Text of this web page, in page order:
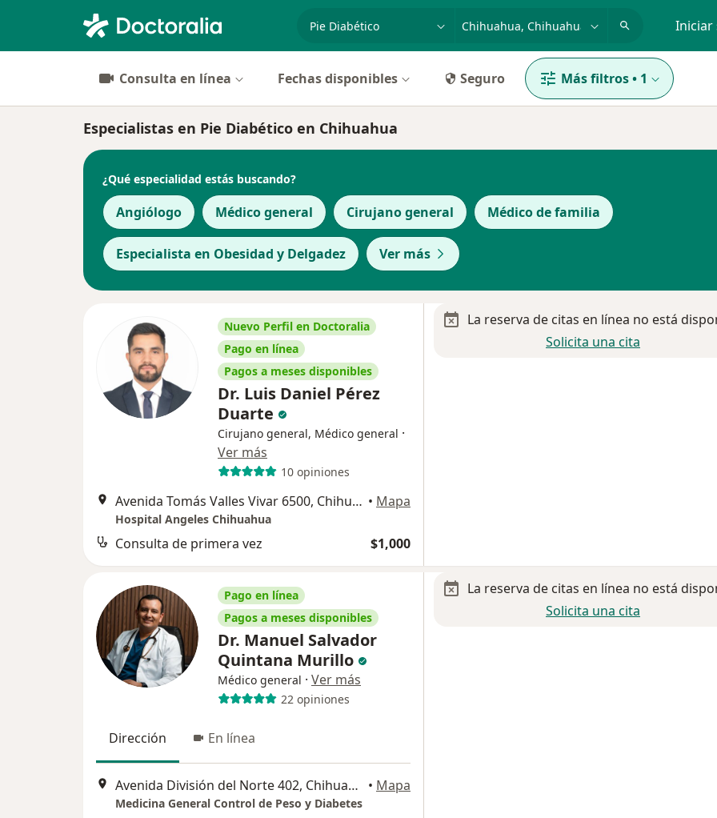
especialidad, enfermedad o nombre Iniciar
Consulta en línea Fechas disponibles Seguro Más filtros• 1
Especialistas en Pie Diabético en Chihuahua
¿Qué especialidad estás buscando?
Angiólogo Médico general Cirujano general Médico de familia
Especialista en Obesidad y Delgadez Ver más
Nuevo Perfil en Doctoralia
Pago en línea
Pagos a meses disponibles
Dr. Luis Daniel Pérez
Duarte
Cirujano general, Médico general ·
Ver más
10 opiniones
Avenida Tomás Valles Vivar 6500, Chihuahua • Mapa
Hospital Angeles Chihuahua
Consulta de primera vez $1,000
La reserva de citas en línea no está
Solicita una cita
Pago en línea
Pagos a meses disponibles
Dr. Manuel Salvador
Quintana Murillo
Médico general · Ver más
22 opiniones
Dirección En línea
Avenida División del Norte 402, Chihuahua • Mapa
Medicina General Control de Peso y Diabetes
La reserva de citas en línea no está
Solicita una cita